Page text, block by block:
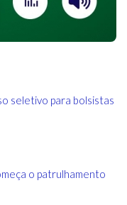
seletivo para bolsistas
o patrulhamento